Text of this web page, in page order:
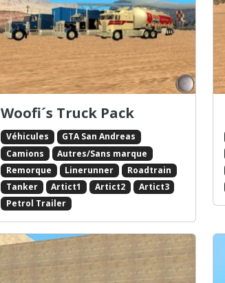
Woofi´s Truck Pack
Véhicules
GTA San Andreas
Camions
Autres/Sans marque
Remorque
Linerunner
Roadtrain
Tanker
Artict1 Artict2
Artict3
Petrol Trailer